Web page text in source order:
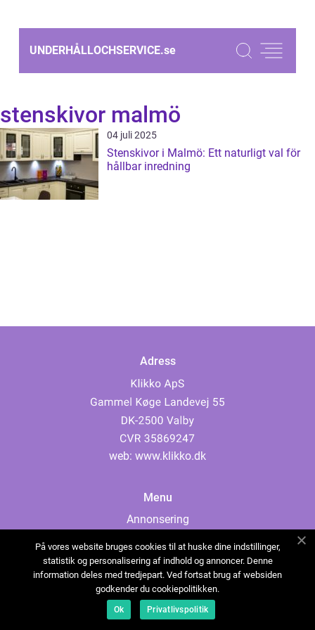
UNDERHÅLLOCHSERVICE.se
stenskivor malmö
04 juli 2025
Stenskivor i Malmö: Ett naturligt val för
hållbar inredning
Adress
web: www.klikko.dk
Menu
Annonsering
Cookies
Kontakta oss
Sitemap
På vores website bruges cookies til at huske dine indstillinger,
statistik og personalisering af indhold og annoncer. Denne
information deles med tredjepart. Ved fortsat brug af websiden
godkender du cookiepolitikken.
Ok Privatlivspolitik